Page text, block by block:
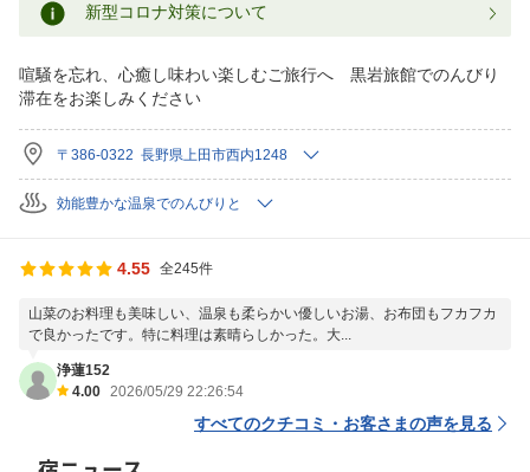
新型コロナ対策について
喧騒を忘れ、心癒し味わい楽しむご旅行へ 黒岩旅館でのんびり
滞在をお楽しみください
〒386-0322 長野県上田市西内1248
効能豊かな温泉でのんびりと
4.55 全245件
山菜のお料理も美味しい、温泉も柔らかい優しいお湯、お布団もフカフカ
で良かったです。特に料理は素晴らしかった。大...
浄蓮152
4.00 2026/05/29 22:26:54
すべてのクチコミ・お客さまの声を見る